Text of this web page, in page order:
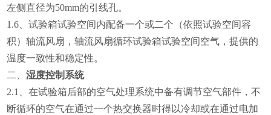
左侧直径为50mm的引线孔。
1.6、试验箱试验空间内配备一个或二个（依照试验空间容
积）轴流风扇，轴流风扇循环试验箱试验空间空气，提供的
温度一致性和稳定性。
二、湿度控制系统
2.1、在试验箱后部的空气处理系统中备有调节空气部件，不
断循环的空气在通过一个热交换器时得以冷却或在通过电加